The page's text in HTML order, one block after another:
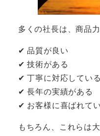
多くの社長は、商品
✔ 品質が良い
✔ 技術がある
✔ 丁寧に対応している
✔ 長年の実績がある
✔ お客様に喜ばれて
もちろん、これらは大